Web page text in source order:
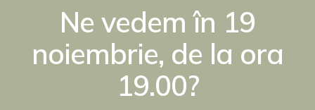
Ne vedem în 19
noiembrie, de la ora
19.00?